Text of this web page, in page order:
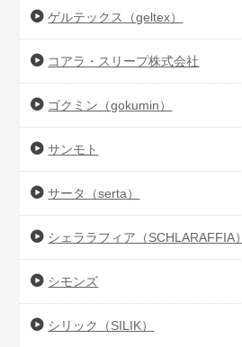
ゲルテックス（geltex）
コアラ・スリープ株式会社
ゴクミン（gokumin）
サンモト
サータ（serta）
シェララフィア（SCHLARAFFIA）
シモンズ
シリック（SILIK）